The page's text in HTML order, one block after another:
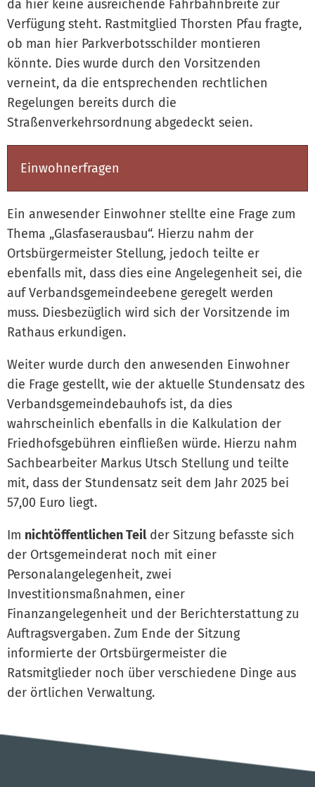
da hier keine ausreichende Fahrbahnbreite zur
Verfügung steht. Rastmitglied Thorsten Pfau fragte,
ob man hier Parkverbotsschilder montieren
könnte. Dies wurde durch den Vorsitzenden
verneint, da die entsprechenden rechtlichen
Regelungen bereits durch die
Straßenverkehrsordnung abgedeckt seien.
Einwohnerfragen
Ein anwesender Einwohner stellte eine Frage zum
Thema „Glasfaserausbau“. Hierzu nahm der
Ortsbürgermeister Stellung, jedoch teilte er
ebenfalls mit, dass dies eine Angelegenheit sei, die
auf Verbandsgemeindeebene geregelt werden
muss. Diesbezüglich wird sich der Vorsitzende im
Rathaus erkundigen.
Weiter wurde durch den anwesenden Einwohner
die Frage gestellt, wie der aktuelle Stundensatz des
Verbandsgemeindebauhofs ist, da dies
wahrscheinlich ebenfalls in die Kalkulation der
Friedhofsgebühren einfließen würde. Hierzu nahm
Sachbearbeiter Markus Utsch Stellung und teilte
mit, dass der Stundensatz seit dem Jahr 2025 bei
57,00 Euro liegt.
Im nichtöffentlichen Teilder Sitzung befasste sich
der Ortsgemeinderat noch mit einer
Personalangelegenheit, zwei
Investitionsmaßnahmen, einer
Finanzangelegenheit und der Berichterstattung zu
Auftragsvergaben. Zum Ende der Sitzung
informierte der Ortsbürgermeister die
Ratsmitglieder noch über verschiedene Dinge aus
der örtlichen Verwaltung.